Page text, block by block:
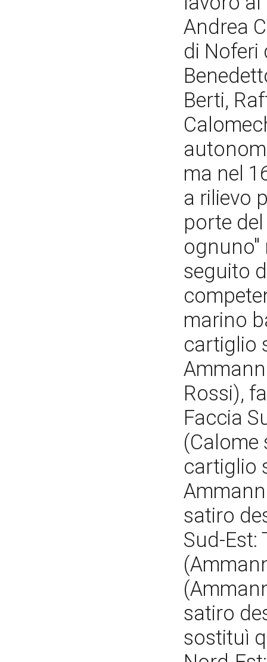
Andrea
di Noferi
Berti,
ma nel
a rilievo
porte
ognuno"
seguito
marino
cartiglio
Rossi),
Faccia
(Calome
cartiglio
satiro
Sud-Est:
satiro
sostituì